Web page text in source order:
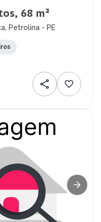
68 m²
Petrolina - PE